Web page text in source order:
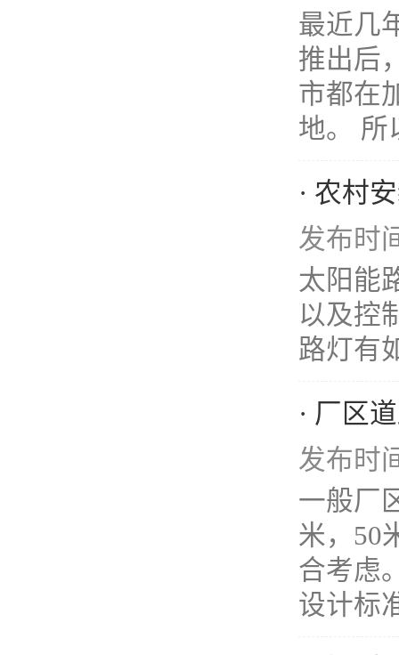
最近几
推出后
市都在
地。 所
· 农村
发布时
太阳能
以及控
路灯有
· 厂区
发布时
一般厂
米，50
合考虑
设计标